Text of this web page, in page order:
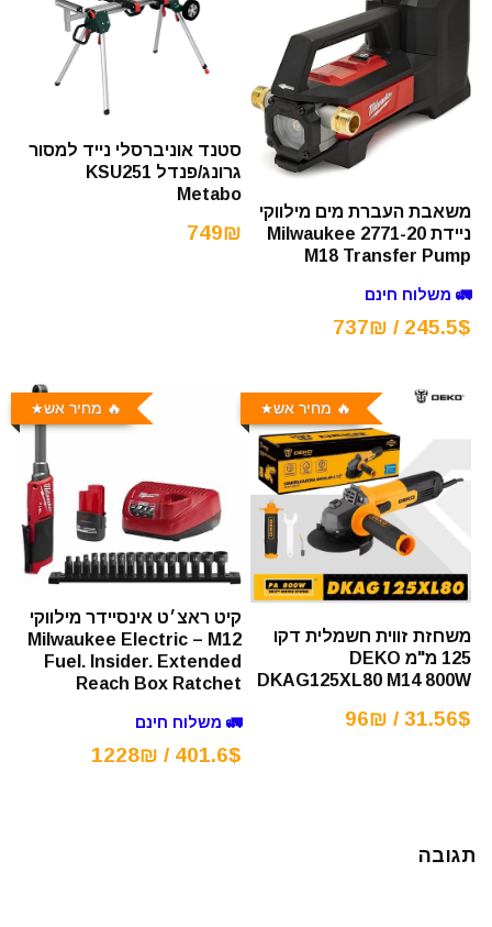
משאבת העברת מים מילווקי
ניידת Milwaukee 2771-20
M18 Transfer Pump
🚛 משלוח חינם
245.5$ / 737₪
סטנד אוניברסלי נייד למסור
גרונג/פנדל KSU251
Metabo
749₪
🔥 מחיר אש
משחזת זווית חשמלית דקו
125 מ"מ DEKO
DKAG125XL80 M14 800W
31.56$ / 96₪
🔥 מחיר אש
קיט ראצ׳ט אינסיידר מילווקי
Milwaukee Electric – M12
Fuel. Insider. Extended
Reach Box Ratchet
🚛 משלוח חינם
401.6$ / 1228₪
תגובה